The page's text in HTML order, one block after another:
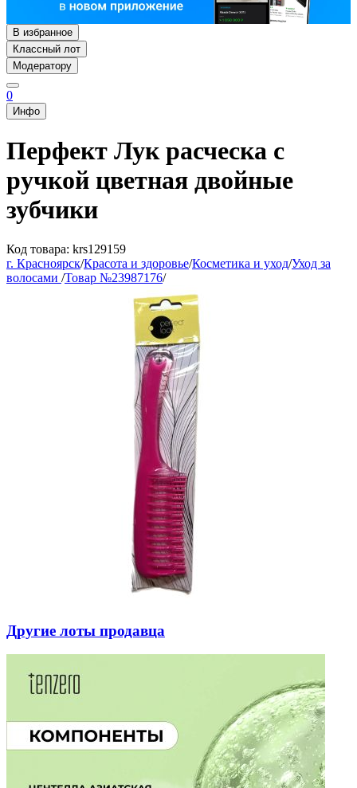
В избранное
Классный лот
Модератору
0
Инфо
Перфект Лук расческа с
ручкой цветная двойные
зубчики
Код товара: krs129159
г. Красноярск/Красота и здоровье/Косметика и уход/Уход за
волосами /Товар №23987176/
Другие лоты продавца